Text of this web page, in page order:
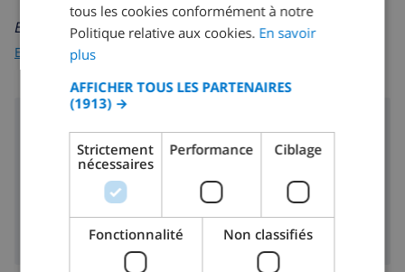
En savoir plus sur:
Espagne >Costa Dorada
Restaurants:
SPANISH
GERMAN
DANISH
tous les cookies conformément à notre
Politique relative aux cookies. En savoir
plus
AFFICHER TOUS LES PARTENAIRES
(1913) →
Strictement
nécessaires
Performance Ciblage
Fonctionnalité Non classifiés